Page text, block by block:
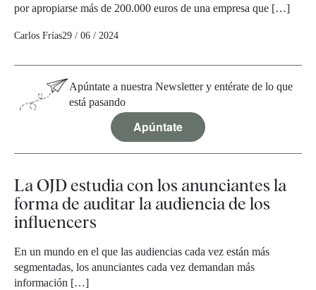
por apropiarse más de 200.000 euros de una empresa que […]
Carlos Frías29 / 06 / 2024
Apúntate a nuestra Newsletter y entérate de lo que
está pasando
Apúntate
La OJD estudia con los anunciantes la
forma de auditar la audiencia de los
influencers
En un mundo en el que las audiencias cada vez están más
segmentadas, los anunciantes cada vez demandan más
información […]